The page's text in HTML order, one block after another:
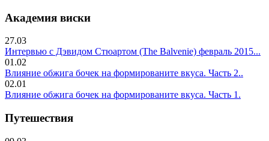
Академия виски
27.03
Интервью с Дэвидом Стюартом (The Balvenie) февраль 2015...
01.02
Влияние обжига бочек на формированите вкуса. Часть 2..
02.01
Влияние обжига бочек на формированите вкуса. Часть 1.
Путешествия